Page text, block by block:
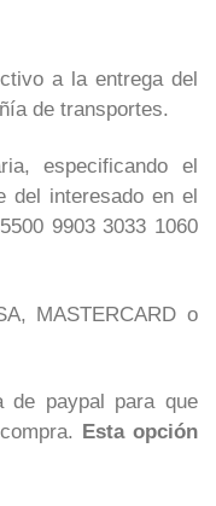
a la entrega del
de transportes.
especificando el
del interesado en el
9903 3033 1060
MASTERCARD o
de paypal para que
Esta opción